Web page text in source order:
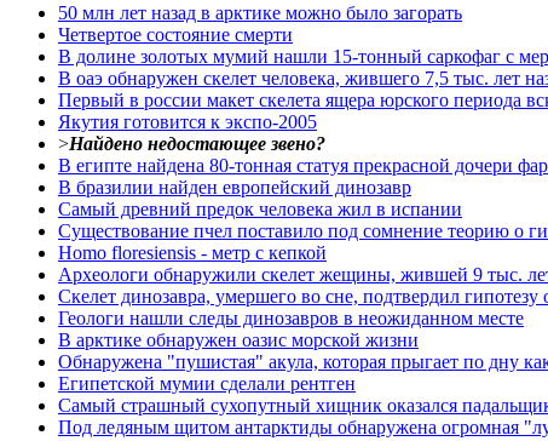
50 млн лет назад в арктике можно было загорать
Четвертое состояние смерти
В долине золотых мумий нашли 15-тонный саркофаг с
В оаэ обнаружен скелет человека, жившего 7,5 тыс. лет
Первый в россии макет скелета ящера юрского периода
Якутия готовится к экспо-2005
>Найдено недостающее звено?
В египте найдена 80-тонная статуя прекрасной дочери
В бразилии найден европейский динозавр
Самый древний предок человека жил в испании
Существование пчел поставило под сомнение теорию о
Homo floresiensis - метр с кепкой
Археологи обнаружили скелет жещины, жившей 9 тыс.
Скелет динозавра, умершего во сне, подтвердил
Геологи нашли следы динозавров в неожиданном месте
В арктике обнаружен оазис морской жизни
Обнаружена "пушистая" акула, которая прыгает по дну
Египетской мумии сделали рентген
Самый страшный сухопутный хищник оказался
Под ледяным щитом антарктиды обнаружена огромная